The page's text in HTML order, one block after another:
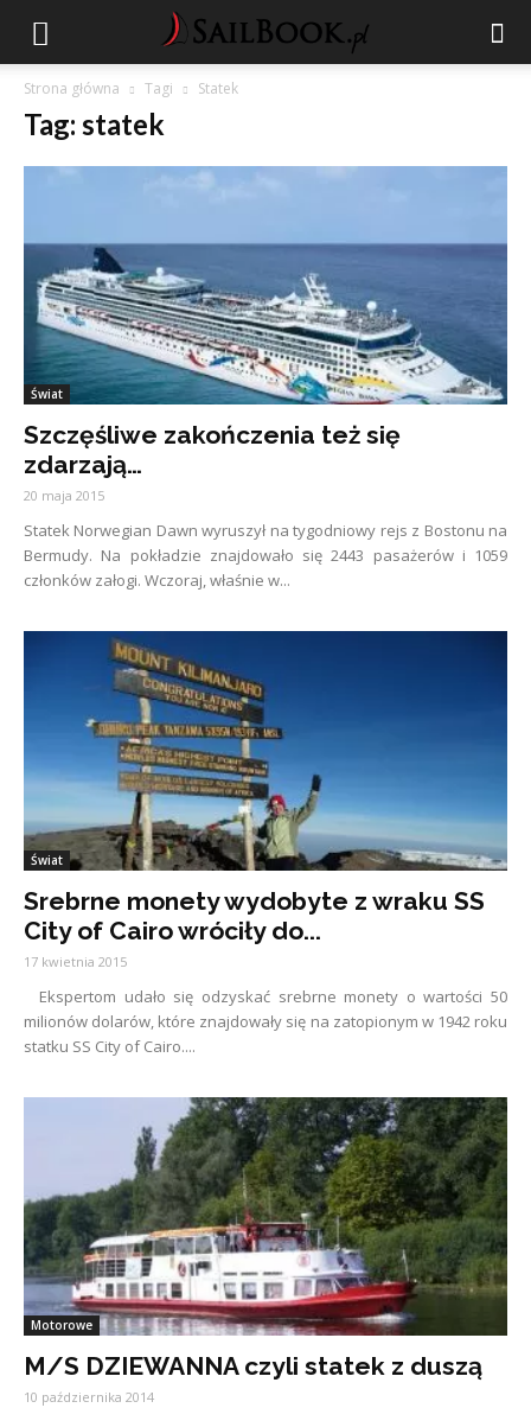
Strona główna Tagi Statek
Tag: statek
Świat
Szczęśliwe zakończenia też się
zdarzają…
20 maja 2015
Statek Norwegian Dawn wyruszył na tygodniowy rejs z Bostonu na
Bermudy. Na pokładzie znajdowało się 2443 pasażerów i 1059
członków załogi. Wczoraj, właśnie w...
Świat
Srebrne monety wydobyte z wraku SS
City of Cairo wróciły do...
17 kwietnia 2015
Ekspertom udało się odzyskać srebrne monety o wartości 50
milionów dolarów, które znajdowały się na zatopionym w 1942 roku
statku SS City of Cairo....
Motorowe
M/S DZIEWANNA czyli statek z duszą
10 października 2014